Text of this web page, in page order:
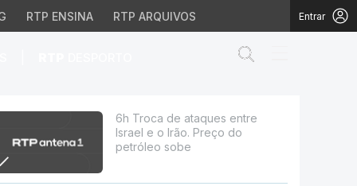
RTP ENSINA RTP ARQUIVOS Entrar
do petróleo sobe
6h Troca de ataques entre
Israel e o Irão. Preço do
petróleo sobe